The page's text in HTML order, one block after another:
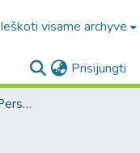
Ieškoti visame archyve
Prisijungti
5.2. Asmenų rinkiniai / Personal collections